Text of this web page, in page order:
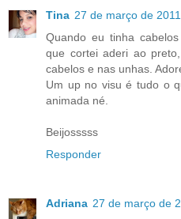
Tina 27 de março de
Quando eu tinha
que cortei aderi ao
cabelos e nas unhas.
Um up no visu é tudo o
animada né.
Beijosssss
Responder
Adriana 27 de março de